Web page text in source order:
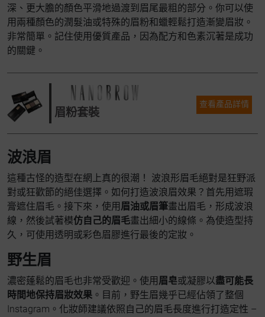
深、更大膽的顏色平滑地過渡到眉尾最粗的部分。你可以使
用兩種顏色的潤髮油或特殊的眉粉和蠟輕鬆打造漸變眉妝。
非常簡單。記住使用優質產品，因為配方和色素沉著是成功
的關鍵。
眉粉套裝
查看產品詳情
波浪眉
這種古怪的造型在網上真的很潮！ 波浪形眉毛絕對是狂野派
對或狂歡節的絕佳選擇。如何打造波浪眉效果？首先用遮瑕
膏遮住眉毛。接下來，使用 眉油或眉筆畫出眉毛，形成波浪
線，然後試著模仿自己的眉毛畫出細小的線條。為使造型持
久，可使用透明或彩色眉膠進行最後的定妝。
野生眉
濃密蓬鬆的眉毛也非常受歡迎。使用 眉皂或凝膠以盡可能長
時間地保持眉妝效果 。目前，野生眉幾乎已經佔領了整個
Instagram。化妝師建議依照自己的眉毛長度進行打造定性 –